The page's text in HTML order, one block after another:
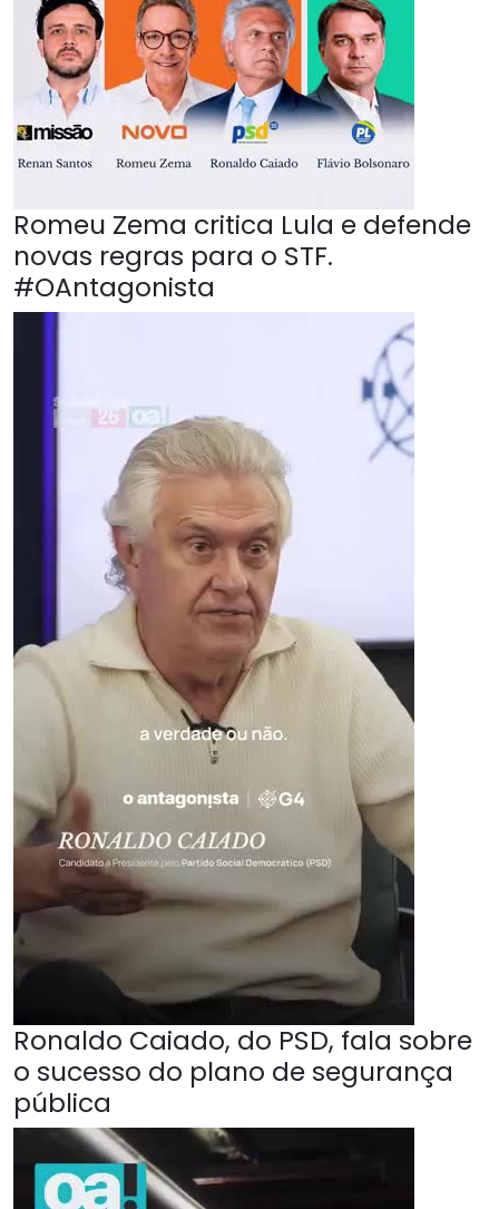
Romeu Zema critica Lula e defende
novas regras para o STF.
#OAntagonista
Ronaldo Caiado, do PSD, fala sobre
o sucesso do plano de segurança
pública